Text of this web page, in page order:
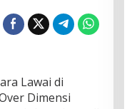
Lawai di
Dimensi